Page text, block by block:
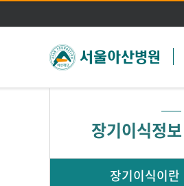
장기이식정보
장기이식이란